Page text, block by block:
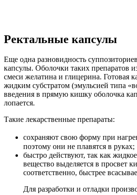
Ректальные капсулы
Еще одна разновидность
капсулы. Оболочки таких препаратов
смеси желатина и глицерина. Готовая
жидким субстратом (эмульсией типа
введения в прямую кишку оболочка
лопается.
Такие лекарственные препараты:
сохраняют свою форму при
поэтому они не плавятся в руках;
быстро действуют, так как
вещество выделяется в просвет
соответственно, быстрее
Для разработки и отладки